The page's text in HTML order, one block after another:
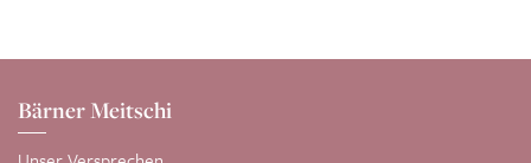
Bärner Meitschi